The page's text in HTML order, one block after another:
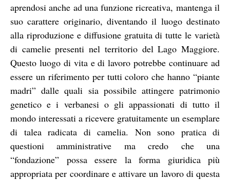
aprendosi anche ad una funzione ricreativa, mantenga il
suo carattere originario, diventando il luogo destinato
alla riproduzione e diffusione gratuita di tutte le varietà
di camelie presenti nel territorio del Lago Maggiore.
Questo luogo di vita e di lavoro potrebbe continuare ad
essere un riferimento per tutti coloro che hanno “piante
madri” dalle quali sia possibile attingere patrimonio
genetico e i verbanesi o gli appassionati di tutto il
mondo interessati a ricevere gratuitamente un esemplare
di talea radicata di camelia. Non sono pratica di
questioni amministrative ma credo che una
“fondazione” possa essere la forma giuridica più
appropriata per coordinare e attivare un lavoro di questa